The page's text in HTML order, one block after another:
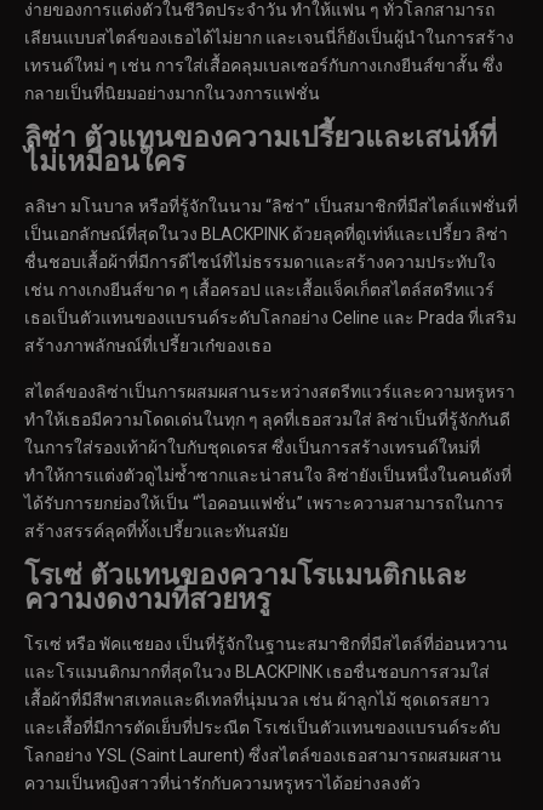
ง่ายของการแต่งตัวในชีวิตประจำวัน ทำให้แฟน ๆ ทั่วโลกสามารถ
เลียนแบบสไตล์ของเธอได้ไม่ยาก และเจนนี่ก็ยังเป็นผู้นำในการสร้าง
เทรนด์ใหม่ ๆ เช่น การใส่เสื้อคลุมเบลเซอร์กับกางเกงยีนส์ขาสั้น ซึ่ง
กลายเป็นที่นิยมอย่างมากในวงการแฟชั่น
ลิซ่า ตัวแทนของความเปรี้ยวและเสน่ห์ที่
ไม่เหมือนใคร
ลลิษา มโนบาล หรือที่รู้จักในนาม “ลิซ่า” เป็นสมาชิกที่มีสไตล์แฟชั่นที่
เป็นเอกลักษณ์ที่สุดในวง BLACKPINK ด้วยลุคที่ดูเท่ห์และเปรี้ยว ลิซ่า
ชื่นชอบเสื้อผ้าที่มีการดีไซน์ที่ไม่ธรรมดาและสร้างความประทับใจ
เช่น กางเกงยีนส์ขาด ๆ เสื้อครอป และเสื้อแจ็คเก็ตสไตล์สตรีทแวร์
เธอเป็นตัวแทนของแบรนด์ระดับโลกอย่าง Celine และ Prada ที่เสริม
สร้างภาพลักษณ์ที่เปรี้ยวเก๋ของเธอ
สไตล์ของลิซ่าเป็นการผสมผสานระหว่างสตรีทแวร์และความหรูหรา
ทำให้เธอมีความโดดเด่นในทุก ๆ ลุคที่เธอสวมใส่ ลิซ่าเป็นที่รู้จักกันดี
ในการใส่รองเท้าผ้าใบกับชุดเดรส ซึ่งเป็นการสร้างเทรนด์ใหม่ที่
ทำให้การแต่งตัวดูไม่ซ้ำซากและน่าสนใจ ลิซ่ายังเป็นหนึ่งในคนดังที่
ได้รับการยกย่องให้เป็น “ไอคอนแฟชั่น” เพราะความสามารถในการ
สร้างสรรค์ลุคที่ทั้งเปรี้ยวและทันสมัย
โรเซ่ ตัวแทนของความโรแมนติกและ
ความงดงามที่สวยหรู
โรเซ่ หรือ พัคแชยอง เป็นที่รู้จักในฐานะสมาชิกที่มีสไตล์ที่อ่อนหวาน
และโรแมนติกมากที่สุดในวง BLACKPINK เธอชื่นชอบการสวมใส่
เสื้อผ้าที่มีสีพาสเทลและดีเทลที่นุ่มนวล เช่น ผ้าลูกไม้ ชุดเดรสยาว
และเสื้อที่มีการตัดเย็บที่ประณีต โรเซ่เป็นตัวแทนของแบรนด์ระดับ
โลกอย่าง YSL (Saint Laurent) ซึ่งสไตล์ของเธอสามารถผสมผสาน
ความเป็นหญิงสาวที่น่ารักกับความหรูหราได้อย่างลงตัว